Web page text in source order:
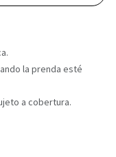
la prenda esté
a cobertura.